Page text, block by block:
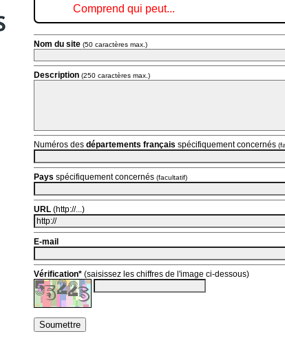
Comprend qui peut...
Nom du site (50 caractères max.)
Description (250 caractères max.)
Numéros des départements français spécifiquement concernés
Pays spécifiquement concernés (facultatif)
URL (http://...)
E-mail
Vérification* (saisissez les chiffres de l'image ci-dessous)